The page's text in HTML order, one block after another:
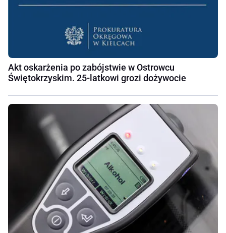
Akt oskarżenia po zabójstwie w Ostrowcu
Świętokrzyskim. 25-latkowi grozi dożywocie